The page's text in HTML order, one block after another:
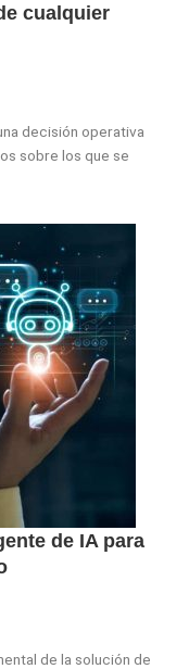
cualquier
decisión operativa
sobre los que se
de IA para
de la solución de